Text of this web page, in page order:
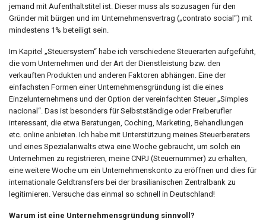
jemand mit Aufenthaltstitel ist. Dieser muss als sozusagen für den
Gründer mit bürgen und im Unternehmensvertrag („contrato social“) mit
mindestens 1% beteiligt sein.
Im Kapitel „Steuersystem“ habe ich verschiedene Steuerarten aufgeführt,
die vom Unternehmen und der Art der Dienstleistung bzw. den
verkauften Produkten und anderen Faktoren abhängen. Eine der
einfachsten Formen einer Unternehmensgründung ist die eines
Einzelunternehmens und der Option der vereinfachten Steuer „Simples
nacional“. Das ist besonders für Selbstständige oder Freiberufler
interessant, die etwa Beratungen, Coching, Marketing, Behandlungen
etc. online anbieten. Ich habe mit Unterstützung meines Steuerberaters
und eines Spezialanwalts etwa eine Woche gebraucht, um solch ein
Unternehmen zu registrieren, meine CNPJ (Steuernummer) zu erhalten,
eine weitere Woche um ein Unternehmenskonto zu eröffnen und dies für
internationale Geldtransfers bei der brasilianischen Zentralbank zu
legitimieren. Versuche das einmal so schnell in Deutschland!
Warum ist eine Unternehmensgründung sinnvoll?